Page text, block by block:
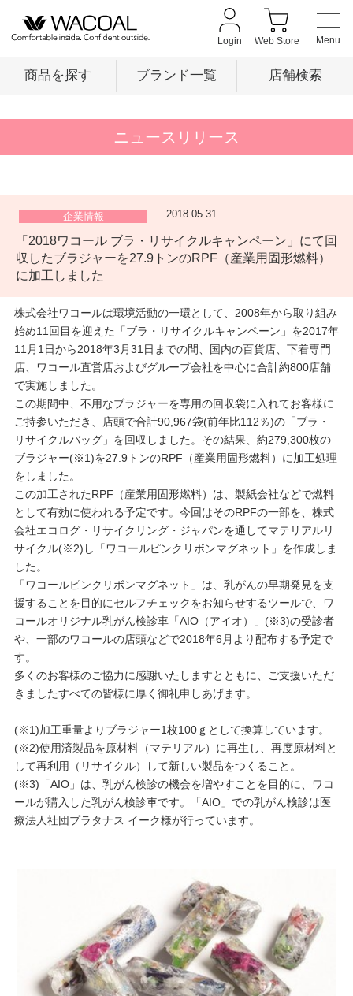
Login Web Store
商品を探す ブランド一覧 店舗検索
店舗検索
新着情報
重要なお知らせ
お知らせ
ワコールウェブストア
公式アプリ
ニュース＆トピックス
企業情報
SNSアカウント一覧
プレゼント・キャンペーン
メールニュース登録
ニュースリリース
企業情報 2018.05.31
「2018ワコール ブラ・リサイクルキャンペーン」にて回
収したブラジャーを27.9トンのRPF（産業用固形燃料）
に加工しました
株式会社ワコールは環境活動の一環として、2008年から取り組み
始め11回目を迎えた「ブラ・リサイクルキャンペーン」を2017年
11月1日から2018年3月31日までの間、国内の百貨店、下着専門
店、ワコール直営店およびグループ会社を中心に合計約800店舗
で実施しました。
この期間中、不用なブラジャーを専用の回収袋に入れてお客様に
ご持参いただき、店頭で合計90,967袋(前年比112％)の「ブラ・
リサイクルバッグ」を回収しました。その結果、約279,300枚の
ブラジャー(※1)を27.9トンのRPF（産業用固形燃料）に加工処理
をしました。
この加工されたRPF（産業用固形燃料）は、製紙会社などで燃料
として有効に使われる予定です。今回はそのRPFの一部を、株式
会社エコログ・リサイクリング・ジャパンを通してマテリアルリ
サイクル(※2)し「ワコールピンクリボンマグネット」を作成しま
した。
「ワコールピンクリボンマグネット」は、乳がんの早期発見を支
援することを目的にセルフチェックをお知らせするツールで、ワ
コールオリジナル乳がん検診車「AIO（アイオ）」(※3)の受診者
や、一部のワコールの店頭などで2018年6月より配布する予定で
す。
多くのお客様のご協力に感謝いたしますとともに、ご支援いただ
きましたすべての皆様に厚く御礼申しあげます。
(※1)加工重量よりブラジャー1枚100ｇとして換算しています。
(※2)使用済製品を原材料（マテリアル）に再生し、再度原材料と
して再利用（リサイクル）して新しい製品をつくること。
(※3)「AIO」は、乳がん検診の機会を増やすことを目的に、ワコ
ールが購入した乳がん検診車です。「AIO」での乳がん検診は医
療法人社団プラタナス イーク様が行っています。